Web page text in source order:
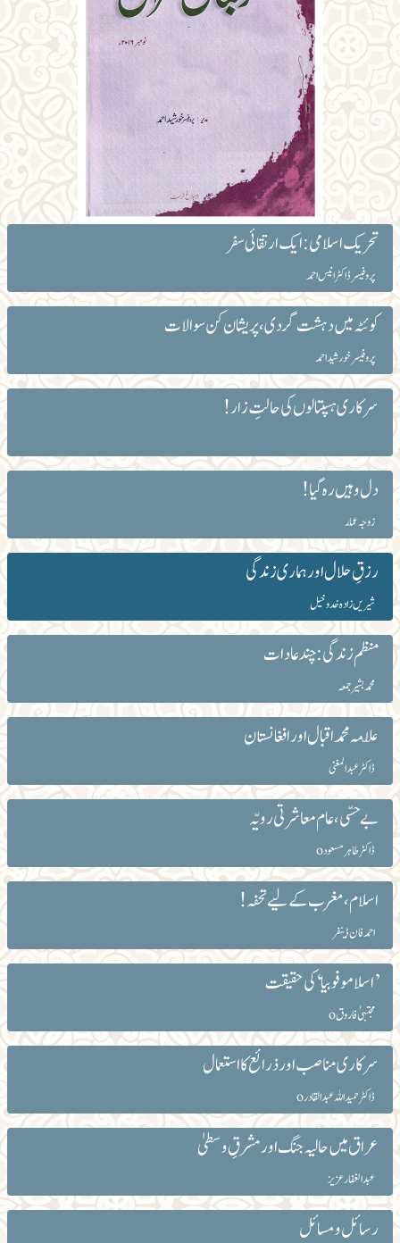
تحریک اسلامی: ایک ارتقائی سفر
پروفیسر ڈاکٹر انیس احمد
کوئٹہ میں دہشت گردی، پریشان کن سوالات
پروفیسر خورشید احمد
سرکاری ہسپتالوں کی حالتِ زار!
دل وہیں رہ گیا!
زوجہ عمّار
رزقِ حلال اور ہماری زندگی
شیریں زادہ خدوخیل
منظم زندگی: چند عادات
محمد بشیر جمعہ
علّامہ محمد اقبال اور افغانستان
ڈاکٹر عبدالمغنی
بے حسّی، عام معاشرتی رویّہ
ڈاکٹر طاہر مسعودo
اسلام، مغرب کے لیے تحفہ!
احمد فان ڈینفر
’اسلامو فوبیا‘ کی حقیقت
مجتبیٰ فاروقo
سرکاری مناصب اور ذرائع کا استعمال
ڈاکٹر حمید اللہ عبدا لقادرo
عراق میں حالیہ جنگ اور مشرقِ وسطیٰ
عبد الغفار عزیز
رسائل و مسائل